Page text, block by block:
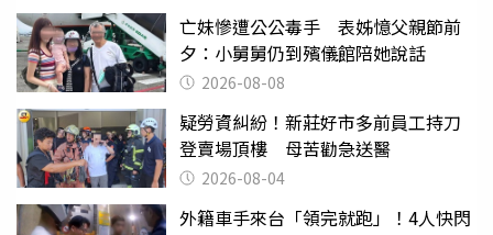
亡妹慘遭公公毒手 表姊憶父親節前
夕：小舅舅仍到殯儀館陪她說話
2026-08-08
疑勞資糾紛！新莊好市多前員工持刀
登賣場頂樓 母苦勸急送醫
2026-08-04
外籍車手來台「領完就跑」！4人快閃